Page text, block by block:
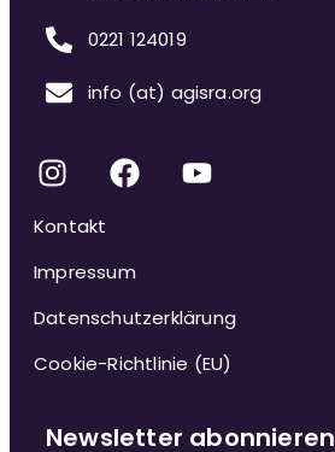
0221 124019
info (at) agisra.org
Kontakt
Impressum
Datenschutzerklärung
Cookie-Richtlinie (EU)
Newsletter abonnieren